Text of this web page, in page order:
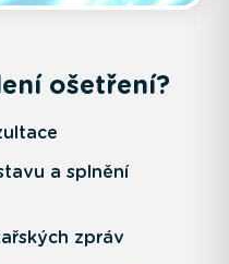
ošetření?
a splnění
zpráv